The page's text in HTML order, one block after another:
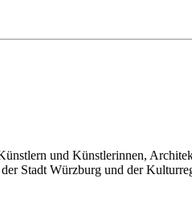
und Künstlerinnen,
Stadt Würzburg und der